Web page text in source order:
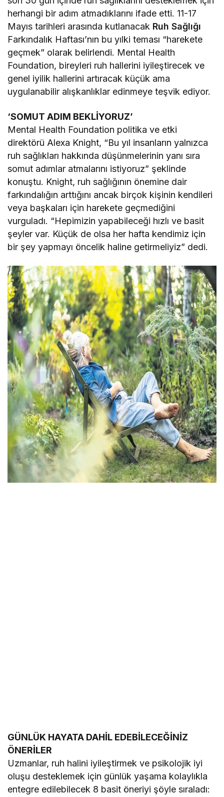
herhangi bir adım atmadıklarını ifade etti. 11-17
Mayıs tarihleri arasında kutlanacak Ruh Sağlığı
Farkındalık Haftası’nın bu yılki teması “harekete
geçmek” olarak belirlendi. Mental Health
Foundation, bireyleri ruh hallerini iyileştirecek ve
genel iyilik hallerini artıracak küçük ama
uygulanabilir alışkanlıklar edinmeye teşvik ediyor.
‘SOMUT ADIM BEKLİYORUZ’
Mental Health Foundation politika ve etki
direktörü Alexa Knight, “Bu yıl insanların yalnızca
ruh sağlıkları hakkında düşünmelerinin yanı sıra
somut adımlar atmalarını istiyoruz” şeklinde
konuştu. Knight, ruh sağlığının önemine dair
farkındalığın arttığını ancak birçok kişinin kendileri
veya başkaları için harekete geçmediğini
vurguladı. “Hepimizin yapabileceği hızlı ve basit
şeyler var. Küçük de olsa her hafta kendimiz için
bir şey yapmayı öncelik haline getirmeliyiz” dedi.
GÜNLÜK HAYATA DAHİL EDEBİLECEĞİNİZ
ÖNERİLER
Uzmanlar, ruh halini iyileştirmek ve psikolojik iyi
oluşu desteklemek için günlük yaşama kolaylıkla
entegre edilebilecek 8 basit öneriyi şöyle sıraladı: